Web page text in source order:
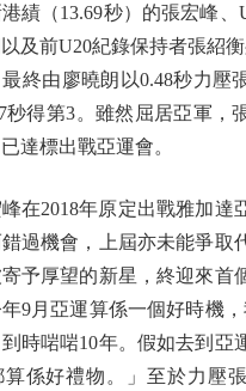
績（13.69秒）的張宏峰、
及前U20紀錄保持者張紹
終由廖曉朗以0.48秒力壓
秒得第3。雖然屈居亞軍，
達標出戰亞運會。
2018年原定出戰雅加達
過機會，上屆亦未能爭取
予厚望的新星，終迎來首
9月亞運算係一個好時機，
時啱啱10年。假如去到亞
算係好禮物。」至於力壓